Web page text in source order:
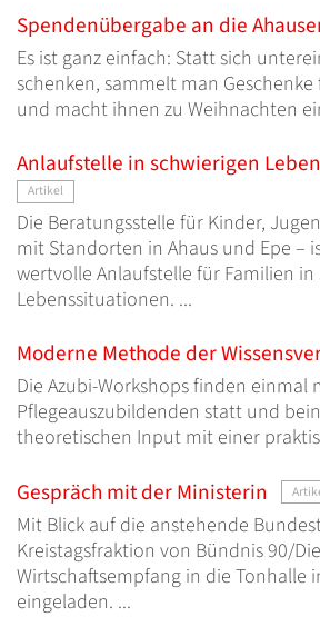
Spendenübergabe an die
Es ist ganz einfach: Statt sich
schenken, sammelt man
und macht ihnen zu Weihnachten
Anlaufstelle in schwierigen
Artikel
Die Beratungsstelle für Kinder,
mit Standorten in Ahaus und Epe –
wertvolle Anlaufstelle für Familien in
Lebenssituationen. ...
Moderne Methode der
Die Azubi-Workshops finden einmal
Pflegeauszubildenden statt und
theoretischen Input mit einer
Gespräch mit der Ministerin
Mit Blick auf die anstehende
Kreistagsfraktion von Bündnis 90/
Wirtschaftsempfang in die Tonhalle
eingeladen. ...